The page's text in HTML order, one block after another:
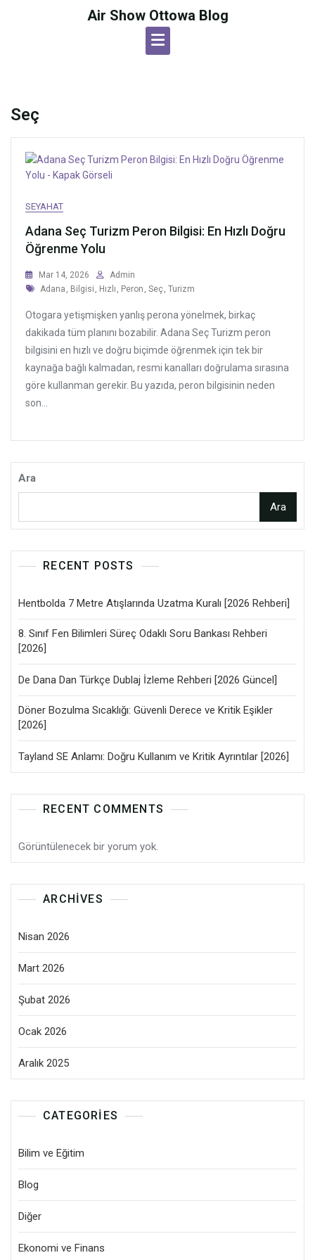
Air Show Ottowa Blog
Seç
SEYAHAT
Adana Seç Turizm Peron Bilgisi: En Hızlı Doğru
Öğrenme Yolu
Mar 14, 2026
Admin
Tags
Adana , Bilgisi , Hızlı , Peron , Seç , Turizm
Otogara yetişmişken yanlış perona yönelmek, birkaç
dakikada tüm planını bozabilir. Adana Seç Turizm peron
bilgisini en hızlı ve doğru biçimde öğrenmek için tek bir
kaynağa bağlı kalmadan, resmi kanalları doğrulama sırasına
göre kullanman gerekir. Bu yazıda, peron bilgisinin neden
son...
Ara
Ara
RECENT POSTS
Hentbolda 7 Metre Atışlarında Uzatma Kuralı [2026 Rehberi]
8. Sınıf Fen Bilimleri Süreç Odaklı Soru Bankası Rehberi
[2026]
De Dana Dan Türkçe Dublaj İzleme Rehberi [2026 Güncel]
Döner Bozulma Sıcaklığı: Güvenli Derece ve Kritik Eşikler
[2026]
Tayland SE Anlamı: Doğru Kullanım ve Kritik Ayrıntılar [2026]
RECENT COMMENTS
Görüntülenecek bir yorum yok.
ARCHIVES
Nisan 2026
Mart 2026
Şubat 2026
Ocak 2026
Aralık 2025
CATEGORIES
Bilim ve Eğitim
Blog
Diğer
Ekonomi ve Finans